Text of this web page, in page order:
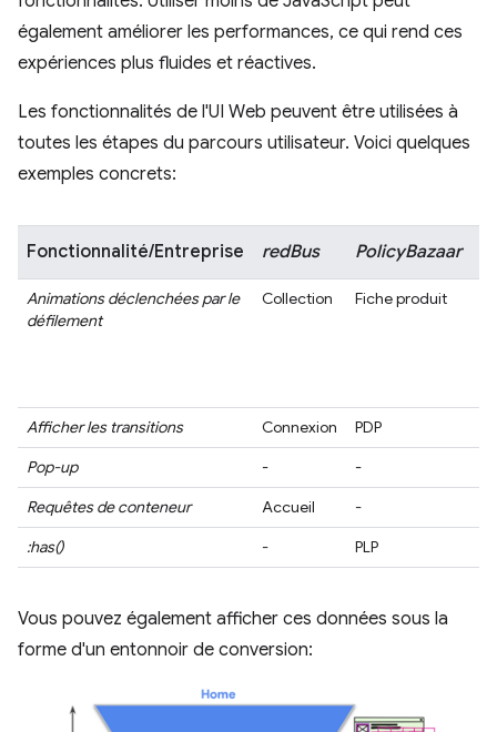
également améliorer les performances, ce qui rend ces
expériences plus fluides et réactives.
Les fonctionnalités de l'UI Web peuvent être utilisées à
toutes les étapes du parcours utilisateur. Voici quelques
exemples concrets:
Fonctionnalité/Entreprise redBus PolicyBazaar
Animations déclenchées par le
défilement
Collection Fiche produit
Afficher les transitions
Connexion PDP
Pop-up
- -
Requêtes de conteneur
Accueil -
:has()
- PLP
Vous pouvez également afficher ces données sous la
forme d'un entonnoir de conversion: